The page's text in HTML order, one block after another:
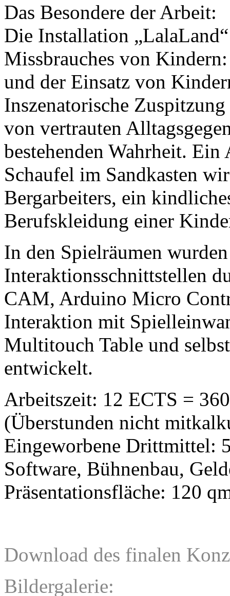
Das Besondere der Arbeit:
Die Installation
Missbrauches von
und der Einsatz von
Inszenatorische
von vertrauten
bestehenden Wahrheit.
Schaufel im Sandkasten
Bergarbeiters, ein
Berufskleidung einer
In den Spielräumen
Interaktionsschnittstellen
CAM, Arduino Micro
Interaktion mit
Multitouch Table und
entwickelt.
Arbeitszeit: 12 ECTS =
(Überstunden nicht
Eingeworbene Drittmittel:
Software, Bühnenbau,
Präsentationsfläche: 120
Download des finalen
Bildergalerie: